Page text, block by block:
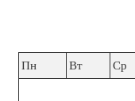
Пн
Вт Ср